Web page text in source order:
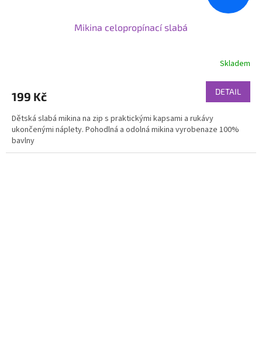
Mikina celopropínací slabá
Skladem
199 Kč DETAIL
Dětská slabá mikina na zip s praktickými kapsami a rukávy
ukončenými náplety. Pohodlná a odolná mikina vyrobenaze 100%
bavlny